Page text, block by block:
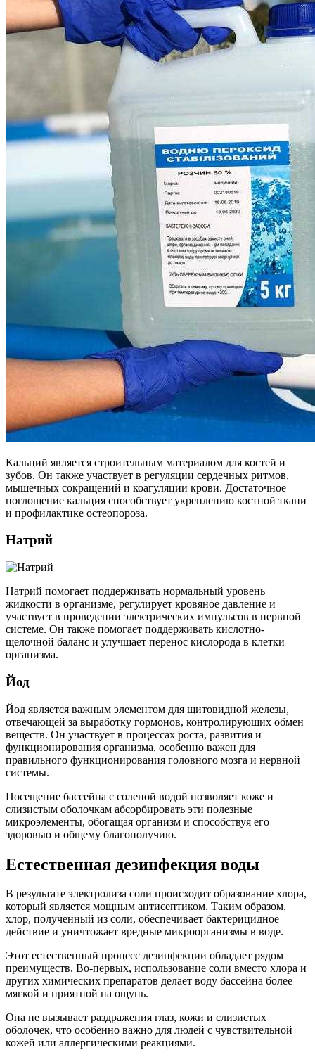
Кальций является строительным материалом для костей и
зубов. Он также участвует в регуляции сердечных ритмов,
мышечных сокращений и коагуляции крови. Достаточное
поглощение кальция способствует укреплению костной ткани
и профилактике остеопороза.
Натрий
Натрий помогает поддерживать нормальный уровень
жидкости в организме, регулирует кровяное давление и
участвует в проведении электрических импульсов в нервной
системе. Он также помогает поддерживать кислотно-
щелочной баланс и улучшает перенос кислорода в клетки
организма.
Йод
Йод является важным элементом для щитовидной железы,
отвечающей за выработку гормонов, контролирующих обмен
веществ. Он участвует в процессах роста, развития и
функционирования организма, особенно важен для
правильного функционирования головного мозга и нервной
системы.
Посещение бассейна с соленой водой позволяет коже и
слизистым оболочкам абсорбировать эти полезные
микроэлементы, обогащая организм и способствуя его
здоровью и общему благополучию.
Естественная дезинфекция воды
В результате электролиза соли происходит образование хлора,
который является мощным антисептиком. Таким образом,
хлор, полученный из соли, обеспечивает бактерицидное
действие и уничтожает вредные микроорганизмы в воде.
Этот естественный процесс дезинфекции обладает рядом
преимуществ. Во-первых, использование соли вместо хлора и
других химических препаратов делает воду бассейна более
мягкой и приятной на ощупь.
Она не вызывает раздражения глаз, кожи и слизистых
оболочек, что особенно важно для людей с чувствительной
кожей или аллергическими реакциями.